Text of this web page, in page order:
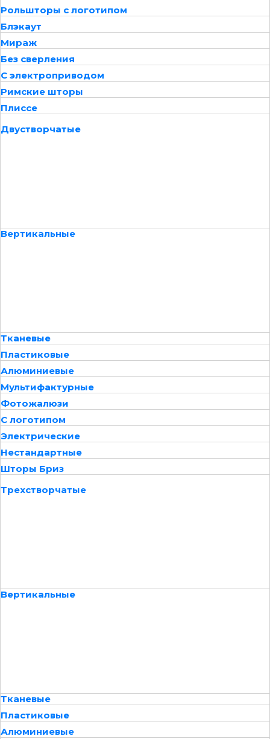
Рольшторы с логотипом
Блэкаут
Мираж
Без сверления
С электроприводом
Римские шторы
Плиссе
Двустворчатые
Вертикальные
Тканевые
Пластиковые
Алюминиевые
Мультифактурные
Фотожалюзи
С логотипом
Электрические
Нестандартные
Шторы Бриз
Трехстворчатые
Вертикальные
Тканевые
Пластиковые
Алюминиевые